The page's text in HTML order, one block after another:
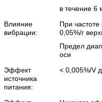
в течение 6
Влияние
вибрации:
При
0,05%/г
Предел
оси
Эффект
источника
питания:
< 0,005%/V